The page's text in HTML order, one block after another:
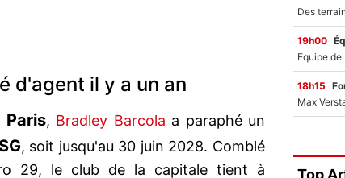
d'agent il y a un an
Paris, Bradley Barcola a paraphé un
, soit jusqu'au 30 juin 2028. Comblé
29, le club de la capitale tient à
19h00
18h15
Top